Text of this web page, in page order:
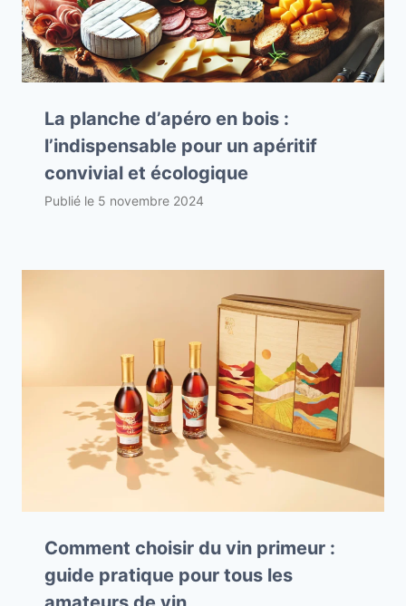
La planche d’apéro en bois :
l’indispensable pour un apéritif
convivial et écologique
Publié le 5 novembre 2024
Comment choisir du vin primeur :
guide pratique pour tous les